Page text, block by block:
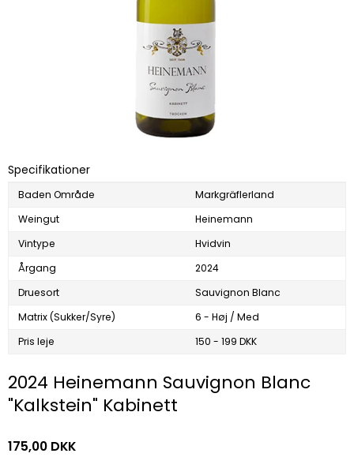
Specifikationer
Baden Område
Markgräflerland
Weingut
Heinemann
Vintype
Hvidvin
Årgang
2024
Druesort
Sauvignon Blanc
Matrix (Sukker/Syre)
6 - Høj / Med
Pris leje
150 - 199 DKK
2024 Heinemann Sauvignon Blanc
"Kalkstein" Kabinett
175,00 DKK